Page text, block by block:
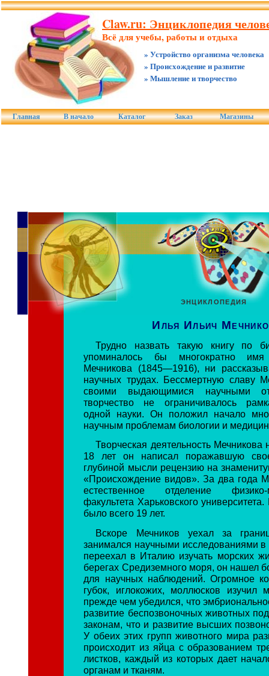
Claw.ru: Энциклопедия
Всё для учебы, работы и отдыха
» Устройство организма человека
» Происхождение и развитие
» Мышление и творчество
Главная В начало Каталог Заказ Магазины
ЭНЦИКЛОПЕДИЯ
Илья Ильич
Трудно назвать такую книгу по
упоминалось бы многократно
Мечникова (1845—1916), ни
научных трудах. Бессмертную славу
своими выдающимися научными
творчество не ограничивалось
одной науки. Он положил начало
научным проблемам биологии и
Творческая деятельность Мечникова
18 лет он написал поражавшую
глубиной мысли рецензию на
«Происхождение видов». За два года
естественное отделение физико-
факультета Харьковского
было всего 19 лет.
Вскоре Мечников уехал за
занимался научными исследованиями в
переехал в Италию изучать морских
берегах Средиземного моря, он нашел
для научных наблюдений. Огромное
губок, иглокожих, моллюсков изучил
прежде чем убедился, что
развитие беспозвоночных животных
законам, что и развитие высших
У обеих этих групп животного мира
происходит из яйца с образованием
листков, каждый из которых дает
органам и тканям.